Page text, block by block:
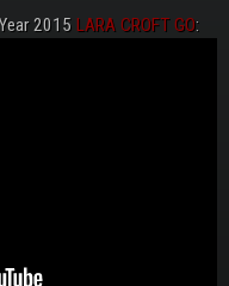
2015 LARA CROFT GO: